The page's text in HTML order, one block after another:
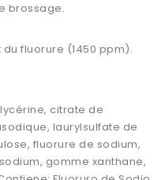
brossage.
fluorure (1450 ppm).
citrate de
laurylsulfate de
fluorure de sodium,
gomme xanthane,